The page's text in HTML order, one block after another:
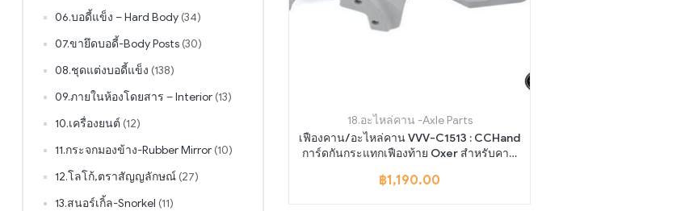
18.อะไหล่คาน -Axle Parts
เฟืองคาน/อะไหล่คาน VVV-C1513 : CCHand
การ์ดกันกระแทกเฟืองท้าย Oxer สำหรับคาน
฿1,190.00
06.บอดี้แข็ง – Hard Body (34)
07.ขายึดบอดี้-Body Posts (30)
08.ชุดแต่งบอดี้แข็ง (138)
09.ภายในห้องโดยสาร – Interior (13)
10.เครื่องยนต์ (12)
11.กระจกมองข้าง-Rubber Mirror (10)
12.โลโก้,ตราสัญญลักษณ์ (27)
13.สนอร์เกิ้ล-Snorkel (11)